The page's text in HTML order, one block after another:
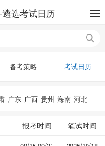
遴选考试日历
备考策略 考试日历
广东 广西 贵州 海南 河北
云南 浙江
报考时间 笔试时间